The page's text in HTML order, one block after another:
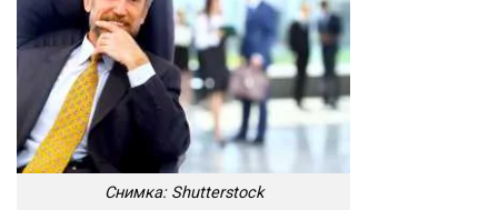
Снимка: Shutterstock